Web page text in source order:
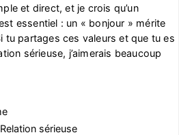
et direct, et je crois qu’un
essentiel : un « bonjour » mérite
tu partages ces valeurs et que tu es
sérieuse, j’aimerais beaucoup
sérieuse